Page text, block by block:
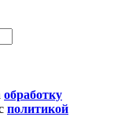
обработку
политикой